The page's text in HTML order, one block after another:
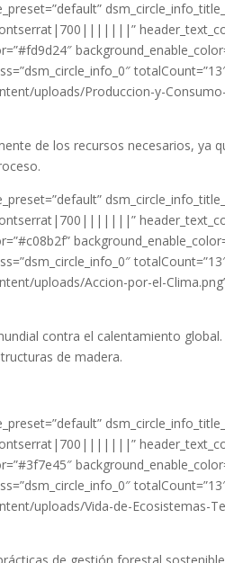
uploads/Produccion-y-
de los recursos necesarios, ya
uploads/Accion-por-el-
contra el calentamiento
de madera.
uploads/Vida-de-Ecosistemas-
de gestión forestal